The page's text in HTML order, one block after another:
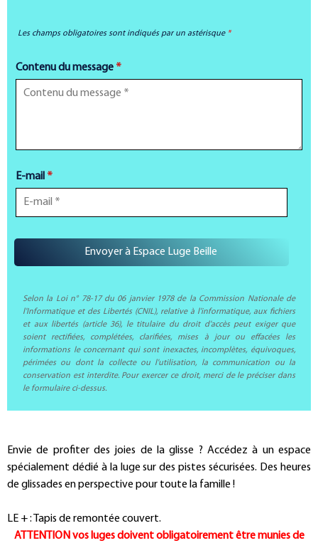
Les champs obligatoires sont indiqués par un astérisque *
Contenu du message *
E-mail *
Selon la Loi n° 78-17 du 06 janvier 1978 de la Commission Nationale de
l'Informatique et des Libertés (CNIL), relative à l'informatique, aux fichiers
et aux libertés (article 36), le titulaire du droit d'accès peut exiger que
soient rectifiées, complétées, clarifiées, mises à jour ou effacées les
informations le concernant qui sont inexactes, incomplètes, équivoques,
périmées ou dont la collecte ou l'utilisation, la communication ou la
conservation est interdite. Pour exercer ce droit, merci de le préciser dans
le formulaire ci-dessus.
Envie de profiter des joies de la glisse ? Accédez à un espace
spécialement dédié à la luge sur des pistes sécurisées. Des heures
de glissades en perspective pour toute la famille !
LE + : Tapis de remontée couvert.
ATTENTION vos luges doivent obligatoirement être munies de